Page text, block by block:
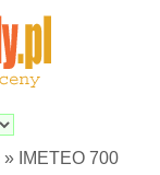
» IMETEO 700